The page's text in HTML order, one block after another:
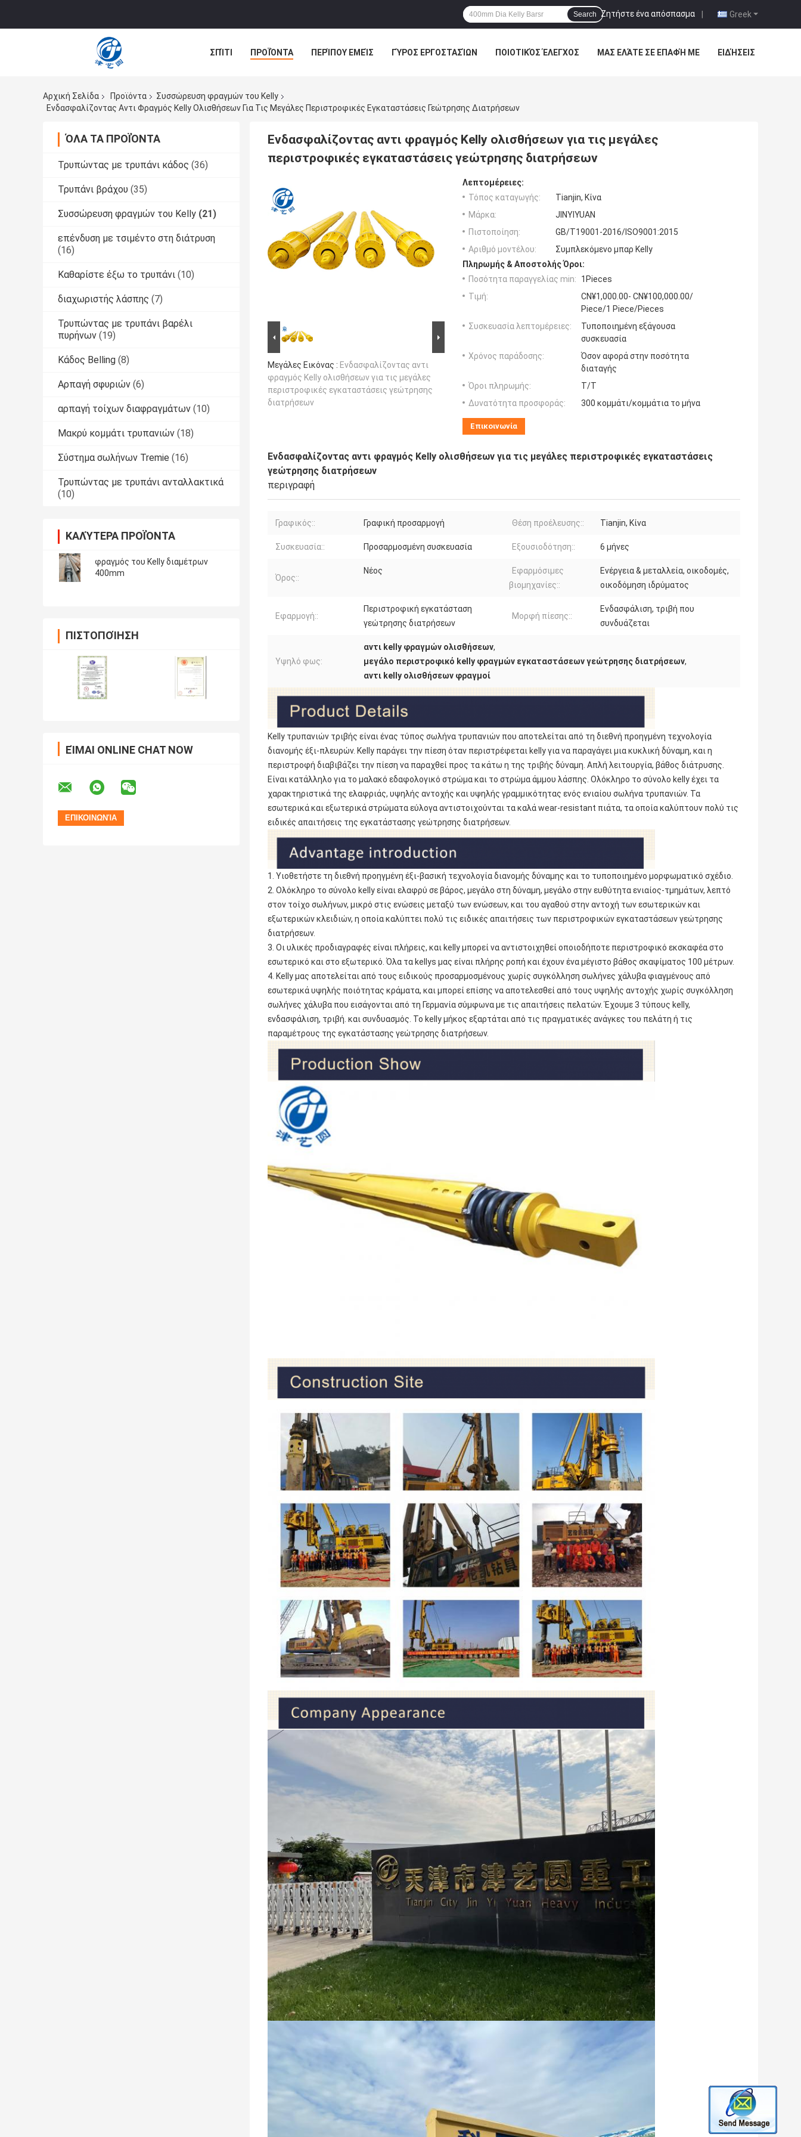
Greek
Ζητήστε ένα απόσπασμα |
Search
ΣΠΊΤΙ ΠΡΟΪΌΝΤΑ ΠΕΡΊΠΟΥ ΕΜΕΊΣ ΓΎΡΟΣ ΕΡΓΟΣΤΑΣΊΩΝ ΠΟΙΟΤΙΚΌΣ ΈΛΕΓΧΟΣ ΜΑΣ ΕΛΆΤΕ ΣΕ ΕΠΑΦΉ ΜΕ ΕΙΔΉΣΕΙΣ
Αρχική Σελίδα
Προϊόντα
Συσσώρευση φραγμών του Kelly
Ενδασφαλίζοντας Αντι Φραγμός Kelly Ολισθήσεων Για Τις Μεγάλες Περιστροφικές Εγκαταστάσεις Γεώτρησης Διατρήσεων
ΌΛΑ ΤΑ ΠΡΟΪΌΝΤΑ
Τρυπώντας με τρυπάνι κάδος (36)
Τρυπάνι βράχου (35)
Συσσώρευση φραγμών του Kelly (21)
επένδυση με τσιμέντο στη διάτρυση
(16)
Καθαρίστε έξω το τρυπάνι (10)
διαχωριστής λάσπης (7)
Τρυπώντας με τρυπάνι βαρέλι
πυρήνων (19)
Κάδος Belling (8)
Αρπαγή σφυριών (6)
αρπαγή τοίχων διαφραγμάτων (10)
Μακρύ κομμάτι τρυπανιών (18)
Σύστημα σωλήνων Tremie (16)
Τρυπώντας με τρυπάνι ανταλλακτικά
(10)
ΚΑΛΎΤΕΡΑ ΠΡΟΪΌΝΤΑ
φραγμός του Kelly διαμέτρων
400mm
ΠΙΣΤΟΠΟΊΗΣΗ
ΕΊΜΑΙ ONLINE CHAT NOW
Ενδασφαλίζοντας αντι φραγμός Kelly ολισθήσεων για τις μεγάλες
περιστροφικές εγκαταστάσεις γεώτρησης διατρήσεων
Μεγάλες Εικόνας : Ενδασφαλίζοντας αντι
φραγμός Kelly ολισθήσεων για τις μεγάλες
περιστροφικές εγκαταστάσεις γεώτρησης
διατρήσεων
Λεπτομέρειες:
Τόπος καταγωγής:
Tianjin, Κίνα
Μάρκα:
JINYIYUAN
Πιστοποίηση:
GB/T19001-2016/ISO9001:2015
Αριθμό μοντέλου:
Συμπλεκόμενο μπαρ Kelly
Πληρωμής & Αποστολής Όροι:
Ποσότητα παραγγελίας min:
1Pieces
Τιμή:
CN¥1,000.00- CN¥100,000.00/
Piece/1 Piece/Pieces
Συσκευασία λεπτομέρειες:
Τυποποιημένη εξάγουσα
συσκευασία
Χρόνος παράδοσης:
Όσον αφορά στην ποσότητα
διαταγής
Όροι πληρωμής:
T/T
Δυνατότητα προσφοράς:
300 κομμάτι/κομμάτια το μήνα
Επικοινωνία
Ενδασφαλίζοντας αντι φραγμός Kelly ολισθήσεων για τις μεγάλες περιστροφικές εγκαταστάσεις
γεώτρησης διατρήσεων
περιγραφή
Γραφικός:: Γραφική προσαρμογή Θέση προέλευσης:: Tianjin, Κίνα
Συσκευασία:: Προσαρμοσμένη συσκευασία Εξουσιοδότηση:: 6 μήνες
Όρος::
Νέος
Εφαρμόσιμες
βιομηχανίες::
Ενέργεια & μεταλλεία, οικοδομές,
οικοδόμηση ιδρύματος
Εφαρμογή::
Περιστροφική εγκατάσταση
γεώτρησης διατρήσεων
Μορφή πίεσης::
Ενδασφάλιση, τριβή που
συνδυάζεται
Υψηλό φως:
αντι kelly φραγμών ολισθήσεων,
μεγάλο περιστροφικό kelly φραγμών εγκαταστάσεων γεώτρησης διατρήσεων,
αντι kelly ολισθήσεων φραγμοί
Kelly τρυπανιών τριβής είναι ένας τύπος σωλήνα τρυπανιών που αποτελείται από τη διεθνή προηγμένη τεχνολογία
διανομής έξι-πλευρών. Kelly παράγει την πίεση όταν περιστρέφεται kelly για να παραγάγει μια κυκλική δύναμη, και η
περιστροφή διαβιβάζει την πίεση να παραχθεί προς τα κάτω η της τριβής δύναμη. Απλή λειτουργία, βάθος διάτρυσης.
Είναι κατάλληλο για το μαλακό εδαφολογικό στρώμα και το στρώμα άμμου λάσπης. Ολόκληρο το σύνολο kelly έχει τα
χαρακτηριστικά της ελαφριάς, υψηλής αντοχής και υψηλής γραμμικότητας ενός ενιαίου σωλήνα τρυπανιών. Τα
εσωτερικά και εξωτερικά στρώματα εύλογα αντιστοιχούνται τα καλά wear-resistant πιάτα, τα οποία καλύπτουν πολύ τις
ειδικές απαιτήσεις της εγκατάστασης γεώτρησης διατρήσεων.
1. Υιοθετήστε τη διεθνή προηγμένη έξι-βασική τεχνολογία διανομής δύναμης και το τυποποιημένο μορφωματικό σχέδιο.
2. Ολόκληρο το σύνολο kelly είναι ελαφρύ σε βάρος, μεγάλο στη δύναμη, μεγάλο στην ευθύτητα ενιαίος-τμημάτων, λεπτό
στον τοίχο σωλήνων, μικρό στις ενώσεις μεταξύ των ενώσεων, και του αγαθού στην αντοχή των εσωτερικών και
εξωτερικών κλειδιών, η οποία καλύπτει πολύ τις ειδικές απαιτήσεις των περιστροφικών εγκαταστάσεων γεώτρησης
διατρήσεων.
3. Οι υλικές προδιαγραφές είναι πλήρεις, και kelly μπορεί να αντιστοιχηθεί οποιοδήποτε περιστροφικό εκσκαφέα στο
εσωτερικό και στο εξωτερικό. Όλα τα kellys μας είναι πλήρης ροπή και έχουν ένα μέγιστο βάθος σκαψίματος 100 μέτρων.
4. Kelly μας αποτελείται από τους ειδικούς προσαρμοσμένους χωρίς συγκόλληση σωλήνες χάλυβα φιαγμένους από
εσωτερικά υψηλής ποιότητας κράματα, και μπορεί επίσης να αποτελεσθεί από τους υψηλής αντοχής χωρίς συγκόλληση
σωλήνες χάλυβα που εισάγονται από τη Γερμανία σύμφωνα με τις απαιτήσεις πελατών. Έχουμε 3 τύπους kelly,
ενδασφάλιση, τριβή. και συνδυασμός. Το kelly μήκος εξαρτάται από τις πραγματικές ανάγκες του πελάτη ή τις
παραμέτρους της εγκατάστασης γεώτρησης διατρήσεων.